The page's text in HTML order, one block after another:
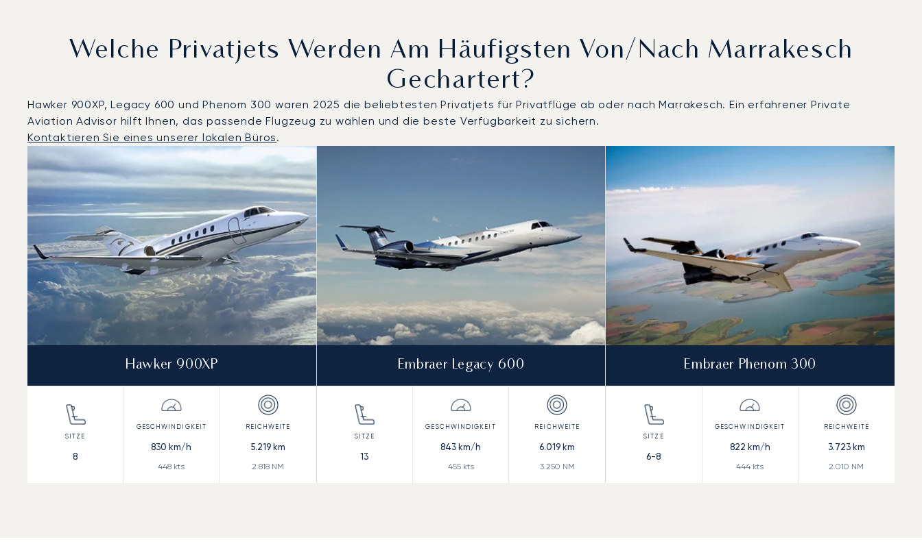
Welche Privatjets Werden Am Häufigsten Von/nach Marrakesch
Gechartert?
Hawker 900XP, Legacy 600 und Phenom 300 waren 2025 die beliebtesten Privatjets für Privatflüge ab oder nach Marrakesch. Ein erfahrener Private
Aviation Advisor hilft Ihnen, das passende Flugzeug zu wählen und die beste Verfügbarkeit zu sichern.
Kontaktieren Sie eines unserer lokalen Büros.
Marrakesch : Die 3 meistgeflogenen Flugzeugmodelle nach Anzahl der Flugbewegungen im Jahr 2025
Foto des Flugzeugs Flugzeugmodell
Geschwindigkeit (km/h)Geschwindigkeit (Knoten)
Reichweite (NM)
Hawker 900XP
8
830 km/h
448 kts
5.219km
2.818 NM
Embraer Legacy 600
13
843 km/h
455kts
6.019 km
3.250 NM
Embraer Phenom 300
6-8
822 km/h
444 kts
3.723km
2.010 NM